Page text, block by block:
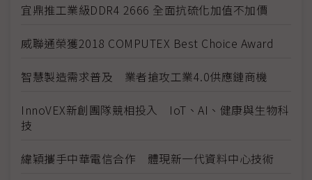
宜鼎推工業級DDR4 2666 全面抗硫化加值不加價
威聯通榮獲2018 COMPUTEX Best Choice Award
智慧製造需求普及 業者搶攻工業4.0供應鏈商機
InnoVEX新創團隊競相投入 IoT、AI、健康與生物科
技
緯穎攜手中華電信合作 體現新一代資料中心技術